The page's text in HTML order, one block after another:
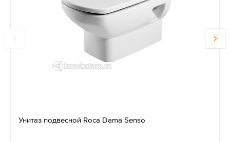
Унитаз подвесной Roca Dama Senso